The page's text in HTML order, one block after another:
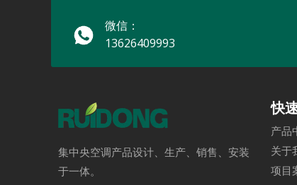
微信：
13626409993
集中央空调产品设计、生产、销售、安装
于一体。
快
产品
关于
项目